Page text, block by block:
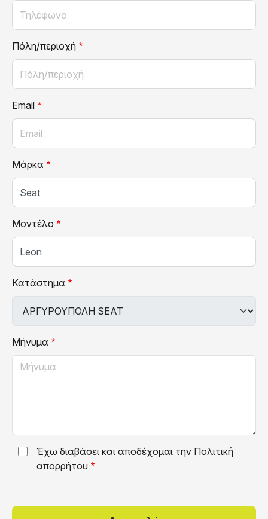
Πόλη/περιοχή
Email
Μάρκα
Μοντέλο
Κατάστημα
Μήνυμα
Έχω διαβάσει και αποδέχομαι την Πολιτική
απορρήτου